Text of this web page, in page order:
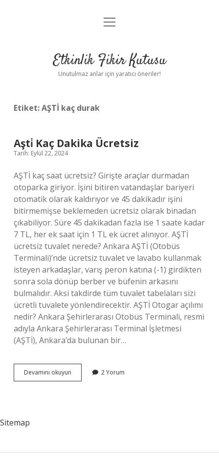
Anasayfa
Yasal Uyarı
menüyü
Etkinlik Fikir Kutusu
Unutulmaz anlar için yaratıcı öneriler!
Etiket:AŞTİ kaç durak
Aşti̇ Kaç Dakika Ücretsiz
Tarih: Eylül 22, 2024
AŞTİ kaç saat ücretsiz? Girişte araçlar durmadan
otoparka giriyor. İşini bitiren vatandaşlar bariyeri
otomatik olarak kaldırıyor ve 45 dakikadır işini
bitirmemişse beklemeden ücretsiz olarak binadan
çıkabiliyor. Süre 45 dakikadan fazla ise 1 saate kadar
7 TL, her ek saat için 1 TL ek ücret alınıyor. AŞTİ
ücretsiz tuvalet nerede? Ankara AŞTİ (Otobüs
Terminali)’nde ücretsiz tuvalet ve lavabo kullanmak
isteyen arkadaşlar, varış peron katına (-1) girdikten
sonra sola dönüp berber ve büfenin arkasını
bulmalıdır. Aksi takdirde tüm tuvalet tabelaları sizi
ücretli tuvalete yönlendirecektir. AŞTİ Otogar açılımı
nedir? Ankara Şehirlerarası Otobüs Terminali, resmi
adıyla Ankara Şehirlerarası Terminal İşletmesi
(AŞTİ), Ankara’da bulunan bir…
Devamını okuyun
Kaç
2 Yorum
Sitemap